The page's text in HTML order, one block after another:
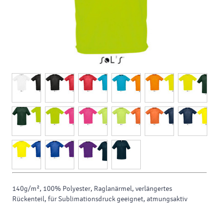
140g/m², 100% Polyester, Raglanärmel, verlängertes
Rückenteil, für Sublimationsdruck geeignet, atmungsaktiv